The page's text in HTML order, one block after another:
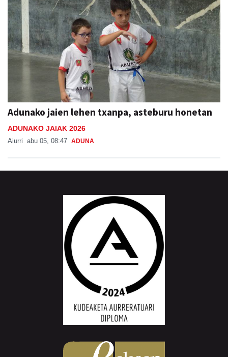
Adunako jaien lehen txanpa, asteburu honetan
ADUNAKO JAIAK 2026
Aiurri abu 05, 08:47 ADUNA